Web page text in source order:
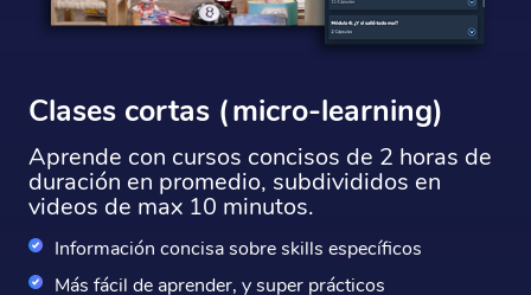
Clases cortas (micro-learning)
Aprende con cursos concisos de 2 horas de
duración en promedio, subdivididos en
videos de max 10 minutos.
Información concisa sobre skills específicos
Más fácil de aprender, y super prácticos